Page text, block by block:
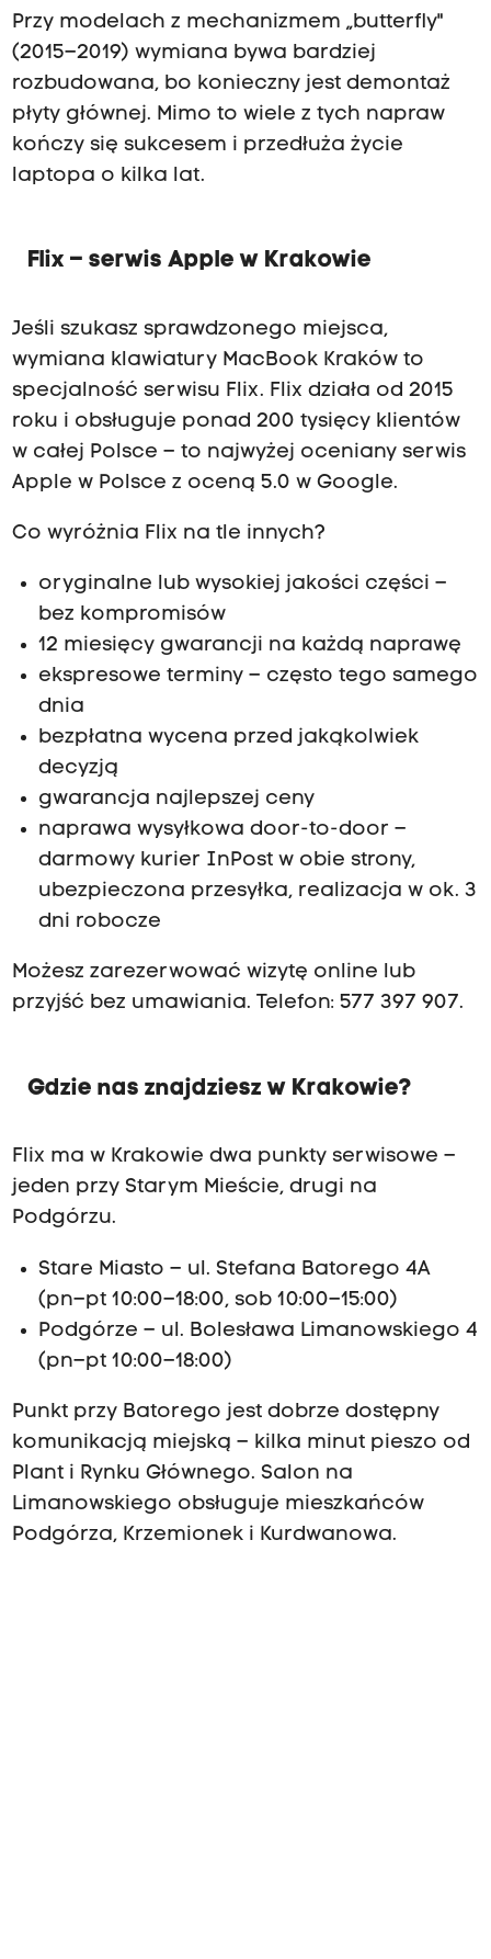
Przy modelach z mechanizmem „butterfly"
(2015–2019) wymiana bywa bardziej
rozbudowana, bo konieczny jest demontaż
płyty głównej. Mimo to wiele z tych napraw
kończy się sukcesem i przedłuża życie
laptopa o kilka lat.
Flix – serwis Apple w Krakowie
Jeśli szukasz sprawdzonego miejsca,
wymiana klawiatury MacBook Krakówto
specjalność serwisu Flix. Flix działa od 2015
roku i obsługuje ponad 200 tysięcy klientów
w całej Polsce – to najwyżej oceniany serwis
Apple w Polsce z oceną 5.0 w Google.
Co wyróżnia Flix na tle innych?
oryginalne lub wysokiej jakości części –
bez kompromisów
12 miesięcy gwarancji na każdą naprawę
ekspresowe terminy – często tego samego
dnia
bezpłatna wycena przed jakąkolwiek
decyzją
gwarancja najlepszej ceny
naprawa wysyłkowa door-to-door –
darmowy kurier InPost w obie strony,
ubezpieczona przesyłka, realizacja w ok. 3
dni robocze
Możesz zarezerwować wizytę online lub
przyjść bez umawiania. Telefon: 577 397 907.
Gdzie nas znajdziesz w Krakowie?
Flix ma w Krakowie dwa punkty serwisowe –
jeden przy Starym Mieście, drugi na
Podgórzu.
Stare Miasto – ul. Stefana Batorego 4A
(pn–pt 10:00–18:00, sob 10:00–15:00)
Podgórze – ul. Bolesława Limanowskiego 4
(pn–pt 10:00–18:00)
Punkt przy Batorego jest dobrze dostępny
komunikacją miejską – kilka minut pieszo od
Plant i Rynku Głównego. Salon na
Limanowskiego obsługuje mieszkańców
Podgórza, Krzemionek i Kurdwanowa.